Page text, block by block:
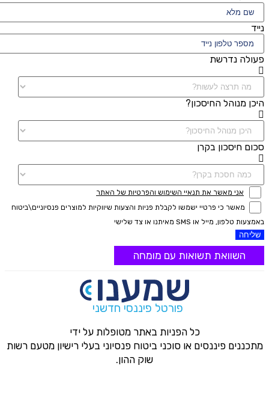
נייד
פעולה נדרשת
היכן מנוהל החיסכון?
סכום חיסכון בקרן
אני מאשר את תנאיי השימוש והפרטיות של האתר
מאשר כי פרטיי ישמשו לקבלת פניות והצעות שיווקיות למוצרים פנסיוניים\ביטוח
באמצעות טלפון, מייל או SMS מאיתנו או צד שלישי
שליחה
השוואת תשואות עם מומחה
פורטל פיננסי חדשני
כל הפניות באתר מטופלות על ידי
מתכננים פיננסים או סוכני ביטוח פנסיוני בעלי רישיון מטעם רשות
שוק ההון.